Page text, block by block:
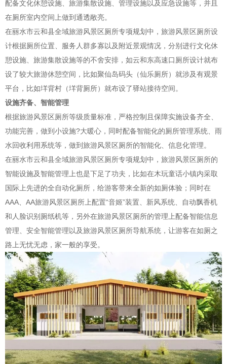
配备文化休憩设施、旅游集散设施、管理设施以及应急设施等，并且
在厕所室内空间上做到通透敞亮。
在丽水市云和县全域旅游风景区厕所专项规划中，旅游风景区厕所设
计根据厕所位置、服务人群多寡以及附近景观情况，分别进行文化休
憩设施、旅游集散设施等的不舍安排，如云和东高速口厕所设计就布
设了较大旅游休憩空间，比如聚仙岛码头（仙乐厕所）就涉及有观景
平台，比如垟背村（垟背厕所）就布设了驿站接待空间。
设施齐备、智能管理
根据旅游风景区厕所等级质量标准，严格控制且保障实施设备齐全、
功能完善，做到小设施?大暖心，同时配备智能化的厕所管理系统、雨
水回收利用系统等，做到旅游风景区厕所的智能化、信息化管理。
在丽水市云和县全域旅游风景区厕所专项规划中，旅游风景区厕所的
智能设施及智能管理上也是下足了功夫，比如在木玩童话小镇内采取
国际上先进的全自动化厕所，给游客带来全新的如厕体验；同时在
AAA、AA旅游风景区厕所上配置“音姬”装置、新风系统、自动飘香机
和人脸识别厕纸机等，另外在旅游风景区厕所的管理上配备智能信息
管理、安全智能管理以及旅游风景区厕所导航系统，让游客在如厕之
路上无忧无虑，家一般的享受。